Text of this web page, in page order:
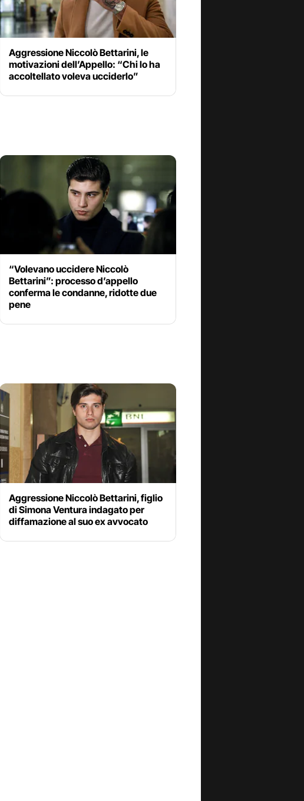
Aggressione Niccolò Bettarini, le
motivazioni dell’Appello: “Chi lo ha
accoltellato voleva ucciderlo”
“Volevano uccidere Niccolò
Bettarini”: processo d’appello
conferma le condanne, ridotte due
pene
Aggressione Niccolò Bettarini, figlio
di Simona Ventura indagato per
diffamazione al suo ex avvocato